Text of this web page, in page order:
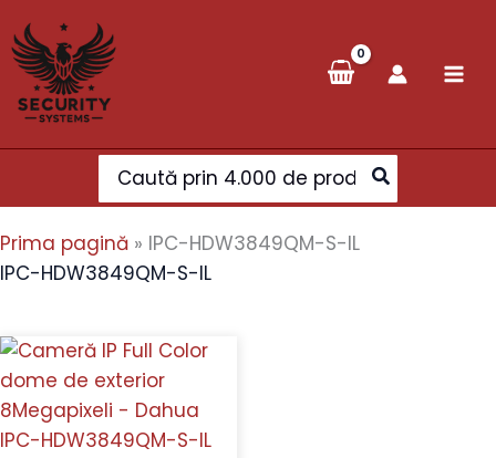
to
content
Search
for:
Prima pagină » IPC-HDW3849QM-S-IL
IPC-HDW3849QM-S-IL